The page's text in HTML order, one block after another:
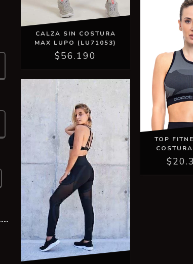
CALZA SIN COSTURA
MAX LUPO (LU71053)
$56.190
TOP